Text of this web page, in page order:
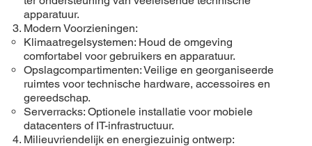
apparatuur.
Modern Voorzieningen:
Klimaatregelsystemen: Houd de omgeving
comfortabel voor gebruikers en apparatuur.
Opslagcompartimenten: Veilige en georganiseerde
ruimtes voor technische hardware, accessoires en
gereedschap.
Serverracks: Optionele installatie voor mobiele
datacenters of IT-infrastructuur.
Milieuvriendelijk en energiezuinig ontwerp: